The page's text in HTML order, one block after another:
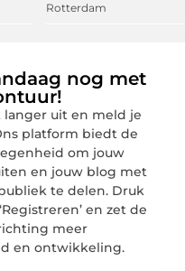
Rotterdam
nog met
uit en meld je
platform biedt de
om jouw
en jouw blog met
te delen. Druk
en zet de
meer
en ontwikkeling.